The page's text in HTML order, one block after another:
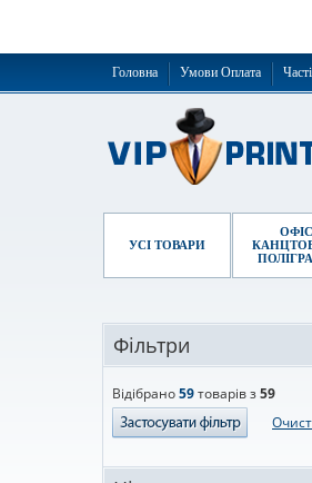
Головна Умови Оплата
УСІ ТОВАРИ
ОФІС
Фільтри
Відібрано59товарів з59